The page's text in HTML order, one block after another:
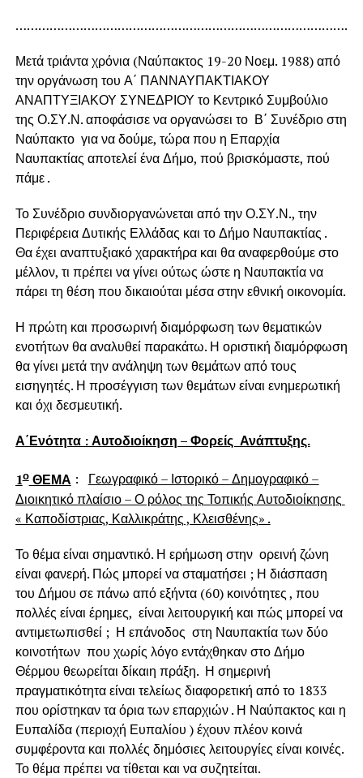
Μετά τριάντα χρόνια (Ναύπακτος 19-20 Νοεμ. 1988) από
την οργάνωση του Α΄ ΠΑΝΝΑΥΠΑΚΤΙΑΚΟΥ
ΑΝΑΠΤΥΞΙΑΚΟΥ ΣΥΝΕΔΡΙΟΥ το Κεντρικό Συμβούλιο
της Ο.ΣΥ.Ν. αποφάσισε να οργανώσει το Β΄ Συνέδριο στη
Ναύπακτο για να δούμε, τώρα που η Επαρχία
Ναυπακτίας αποτελεί ένα Δήμο, πού βρισκόμαστε, πού
πάμε .
Το Συνέδριο συνδιοργανώνεται από την Ο.ΣΥ.Ν., την
Περιφέρεια Δυτικής Ελλάδας και το Δήμο Ναυπακτίας .
Θα έχει αναπτυξιακό χαρακτήρα και θα αναφερθούμε στο
μέλλον, τι πρέπει να γίνει ούτως ώστε η Ναυπακτία να
πάρει τη θέση που δικαιούται μέσα στην εθνική οικονομία.
Η πρώτη και προσωρινή διαμόρφωση των θεματικών
ενοτήτων θα αναλυθεί παρακάτω. Η οριστική διαμόρφωση
θα γίνει μετά την ανάληψη των θεμάτων από τους
εισηγητές. Η προσέγγιση των θεμάτων είναι ενημερωτική
και όχι δεσμευτική.
Α΄Ενότητα : Αυτοδιοίκηση – Φορείς Ανάπτυξης.
1οΘΕΜΑ : Γεωγραφικό – Ιστορικό – Δημογραφικό –
Διοικητικό πλαίσιο – Ο ρόλος της Τοπικής Αυτοδιοίκησης
« Καποδίστριας, Καλλικράτης , Κλεισθένης» .
Το θέμα είναι σημαντικό. Η ερήμωση στην ορεινή ζώνη
είναι φανερή. Πώς μπορεί να σταματήσει ; Η διάσπαση
του Δήμου σε πάνω από εξήντα (60) κοινότητες , που
πολλές είναι έρημες, είναι λειτουργική και πώς μπορεί να
αντιμετωπισθεί ; Η επάνοδος στη Ναυπακτία των δύο
κοινοτήτων που χωρίς λόγο εντάχθηκαν στο Δήμο
Θέρμου θεωρείται δίκαιη πράξη. Η σημερινή
πραγματικότητα είναι τελείως διαφορετική από το 1833
που ορίστηκαν τα όρια των επαρχιών . Η Ναύπακτος και η
Ευπαλίδα (περιοχή Ευπαλίου ) έχουν πλέον κοινά
συμφέροντα και πολλές δημόσιες λειτουργίες είναι κοινές.
Το θέμα πρέπει να τίθεται και να συζητείται.